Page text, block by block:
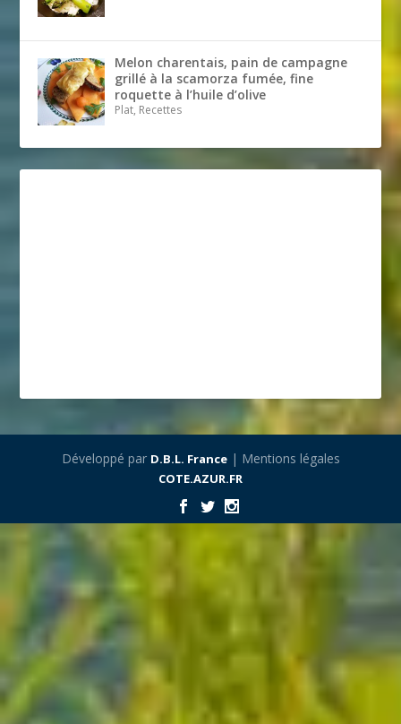
Melon charentais, pain de campagne
grillé à la scamorza fumée, fine
roquette à l’huile d’olive
Plat, Recettes
Développé par D.B.L. France| Mentions légales
COTE.AZUR.FR